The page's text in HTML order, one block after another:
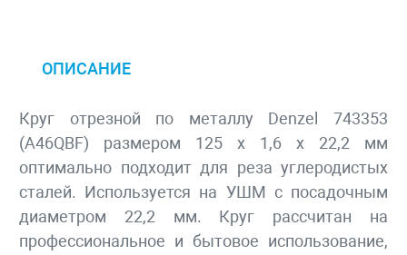
ОПИСАНИЕ
Круг отрезной по металлу Denzel 743353
(A46QBF) размером 125 х 1,6 х 22,2 мм
оптимально подходит для реза углеродистых
сталей. Используется на УШМ с посадочным
диаметром 22,2 мм. Круг рассчитан на
профессиональное и бытовое использование,